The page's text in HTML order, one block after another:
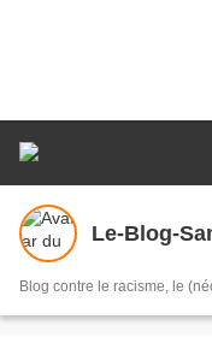
Le-Blog-
Blog contre le racisme, le